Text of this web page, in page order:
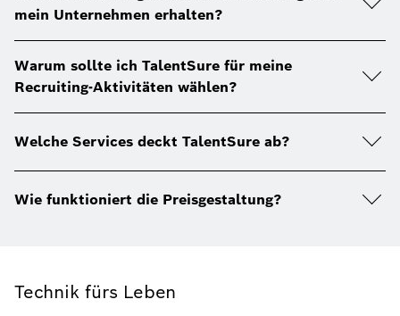
mein Unternehmen erhalten?
Warum sollte ich TalentSure für meine
Recruiting-Aktivitäten wählen?
Welche Services deckt TalentSure ab?
Wie funktioniert die Preisgestaltung?
Technik fürs Leben